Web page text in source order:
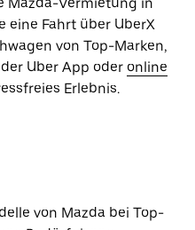
eine Fahrt über UberX
von Top-Marken,
Uber App oder online
Erlebnis.
von Mazda bei Top-